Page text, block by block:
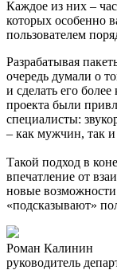
Каждое из них –
которых особенно
пользователем
Разрабатывая
очередь думали о
и сделать его
проекта были
специалисты:
– как мужчин, так
Такой подход в
впечатление от
новые
«подсказывают»
Роман Калинин
руководитель